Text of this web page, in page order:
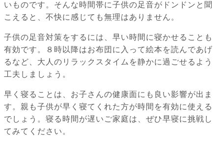
いものです。そんな時間帯に子供の足音がドンドンと聞
こえると、不快に感じても無理はありません。
子供の足音対策をするには、早い時間に寝かせることも
有効です。８時以降はお布団に入って絵本を読んであげ
るなど、大人のリラックスタイムを静かに過ごせるよう
工夫しましょう。
早く寝ることは、お子さんの健康面にも良い影響が出ま
す。親も子供が早く寝てくれた方が時間を有効に使える
でしょう。寝る時間が遅いご家庭は、ぜひ早寝に挑戦し
てみてください。